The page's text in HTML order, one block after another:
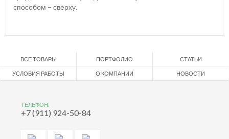
способом – сверху.
ВСЕ ТОВАРЫ ПОРТФОЛИО СТАТЬИ
УСЛОВИЯ РАБОТЫ О КОМПАНИИ НОВОСТИ
ТЕЛЕФОН:
+7 (911) 924-50-84